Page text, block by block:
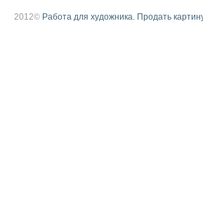
2012© Работа для художника. Продать